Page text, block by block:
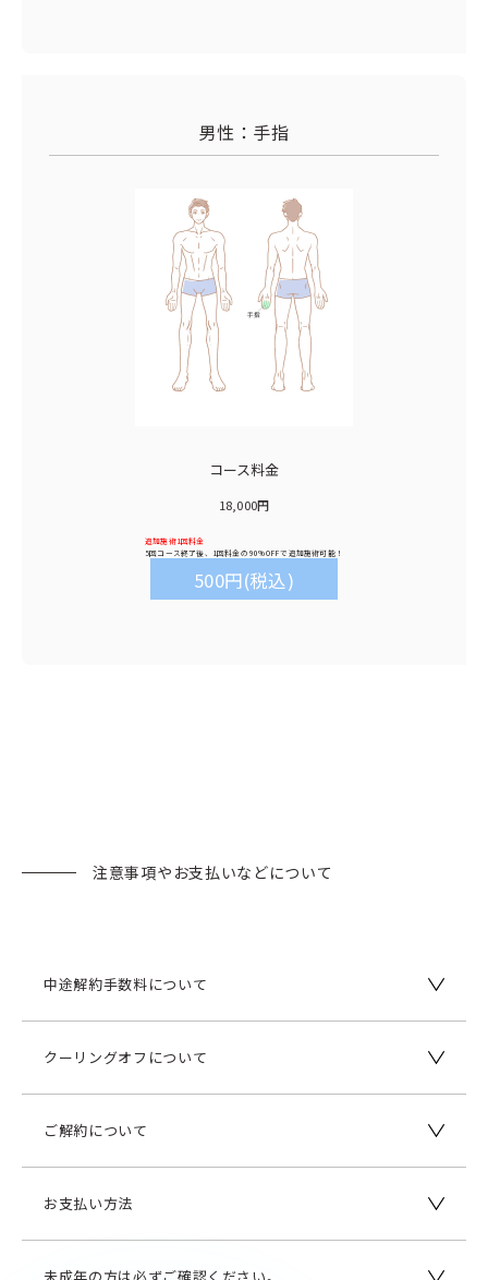
男性：手指
コース料金
18,000円
追加施術1回料金
5回コース終了後、1回料金の 90%OFFで追加施術可能！
500円(税込)
注意事項やお支払いなどについて
中途解約手数料について
クーリングオフについて
ご解約について
お支払い方法